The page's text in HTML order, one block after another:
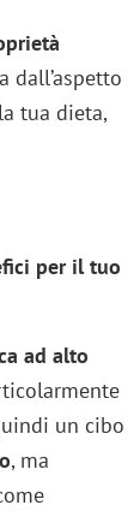
dall’aspetto
tua dieta,
per il tuo
ad alto
un cibo
, ma